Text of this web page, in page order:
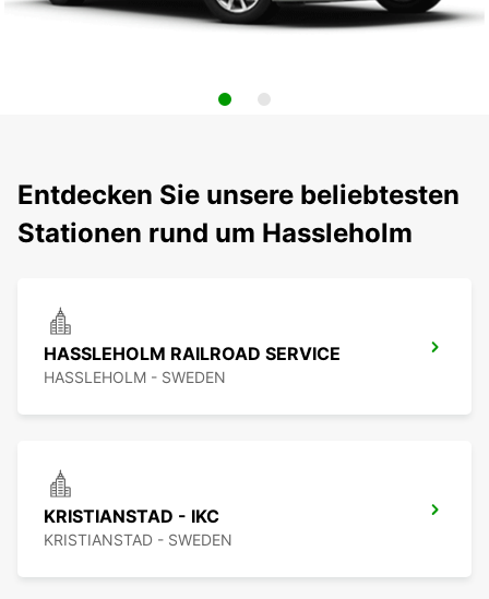
Entdecken Sie unsere beliebtesten
Stationen rund um Hassleholm
HASSLEHOLM RAILROAD SERVICE
HASSLEHOLM - SWEDEN
KRISTIANSTAD - IKC
KRISTIANSTAD - SWEDEN